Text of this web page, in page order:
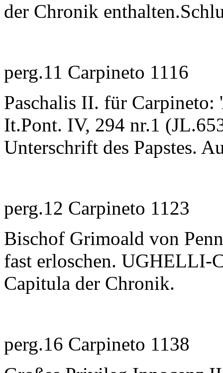
der Chronik
perg.11 Carpineto 1116
Paschalis II. für Carpineto: '
It.Pont. IV, 294 nr.1
Unterschrift des Papstes.
perg.12 Carpineto 1123
Bischof Grimoald von
fast erloschen. UGHELLI-
Capitula der Chronik.
perg.16 Carpineto 1138